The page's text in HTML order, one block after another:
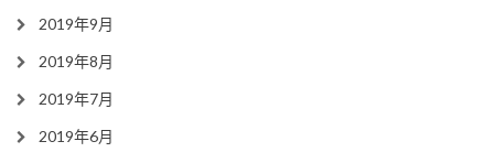
2019年9月
2019年8月
2019年7月
2019年6月